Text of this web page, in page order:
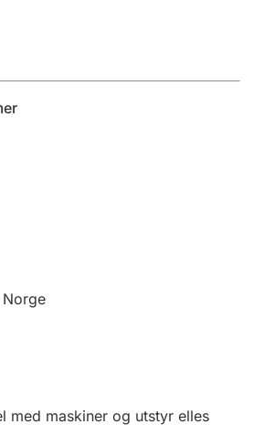
Norge
med maskiner og utstyr elles